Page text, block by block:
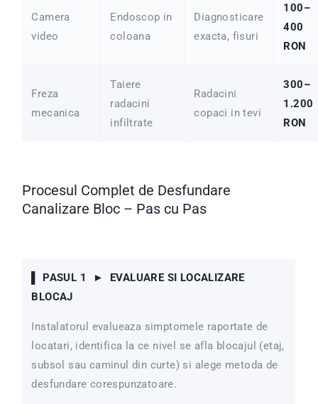
Camera
video
Endoscop in
coloana
Diagnosticare
exacta, fisuri
100–
400
RON
Freza
mecanica
Taiere
radacini
infiltrate
Radacini
copaci in tevi
300–
1.200
RON
Procesul Complet de Desfundare
Canalizare Bloc – Pas cu Pas
▌ PASUL 1 ► EVALUARE SI LOCALIZARE
BLOCAJ
Instalatorul evalueaza simptomele raportate de
locatari, identifica la ce nivel se afla blocajul (etaj,
subsol sau caminul din curte) si alege metoda de
desfundare corespunzatoare.